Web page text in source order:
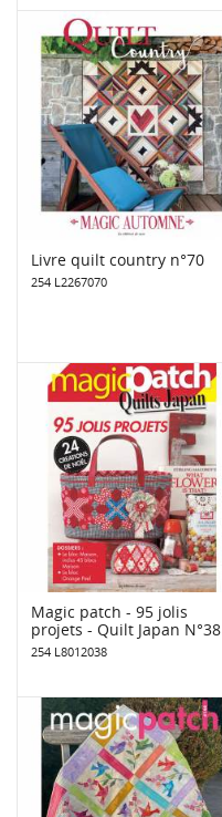
Livre quilt country n°70
254 L2267070
Magic patch - 95 jolis
projets - Quilt Japan N°38
254 L8012038